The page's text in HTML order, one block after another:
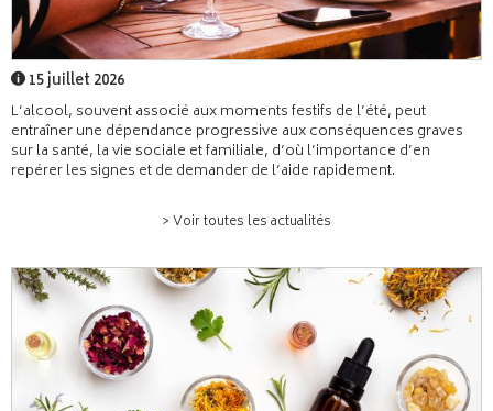
15 juillet 2026
L’alcool, souvent associé aux moments festifs de l’été, peut
entraîner une dépendance progressive aux conséquences graves
sur la santé, la vie sociale et familiale, d’où l’importance d’en
repérer les signes et de demander de l’aide rapidement.
> Voir toutes les actualités